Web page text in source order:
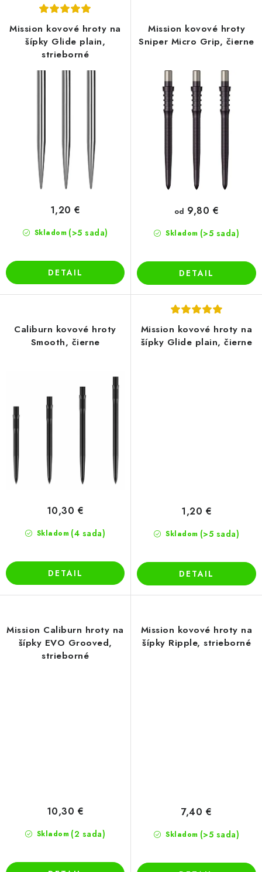
u
o
Mission kovové hroty na
šípky Glide plain,
strieborné
Skladom (>5 sada)
1,20 €
DETAIL
Mission kovové hroty
Sniper Micro Grip, čierne
Skladom (>5 sada)
od 9,80 €
DETAIL
Caliburn kovové hroty
Smooth, čierne
Skladom (4 sada)
10,30 €
DETAIL
Mission kovové hroty na
šípky Glide plain, čierne
Skladom (>5 sada)
1,20 €
DETAIL
Mission Caliburn hroty na
šípky EVO Grooved,
strieborné
Skladom (2 sada)
10,30 €
Mission kovové hroty na
šípky Ripple, strieborné
Skladom (>5 sada)
7,40 €